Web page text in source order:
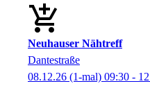
Neuhauser Nähtreff
Dantestraße
08.12.26 (1-mal) 09:30 -